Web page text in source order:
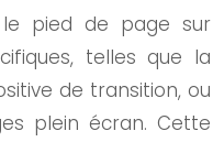
pied de page sur
telles que la
de transition, ou
plein écran. Cette